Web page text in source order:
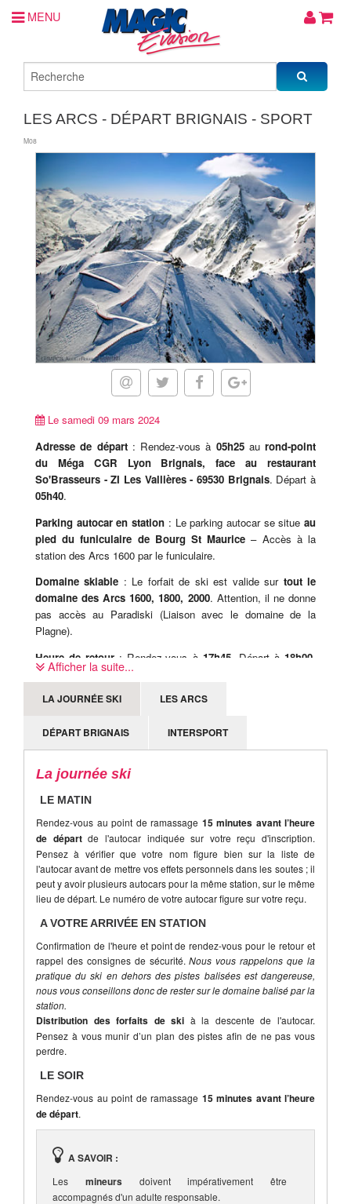
MENU
LES ARCS - DÉPART BRIGNAIS - SPORT
M08
Le samedi 09 mars 2024
Adresse de départ : Rendez-vous à 05h25aurond-point
du Méga CGR Lyon Brignais, face au restaurant
So'Brasseurs - ZI Les Vallières - 69530 Brignais. Départ à
05h40.
Parking autocar en station : Le parking autocar se situeau
pied du funiculaire de Bourg St Maurice – Accès à la
station des Arcs 1600 par le funiculaire.
Domaine skiable : Le forfait de ski est valide sur tout le
domaine des Arcs 1600, 1800, 2000. Attention, il ne donne
pas accès au Paradiski (Liaison avec le domaine de la
Plagne).
Heure de retour : Rendez-vous à 17h45. Départ à18h00
09h00 de coupure légale sur place, cet horaire est donc
susceptible d'être modifié sur place, le jour-même.
Afficher la suite...
LA JOURNÉE SKI LES ARCS
DÉPART BRIGNAIS INTERSPORT
La journée ski
LE MATIN
Rendez-vous au point de ramassage 15 minutes avant l’heure
de départde l'autocar indiquée sur votre reçu d'inscription.
Pensez à vérifier que votre nom figure bien sur la liste de
l'autocar avant de mettre vos effets personnels dans les soutes ; il
peut y avoir plusieurs autocars pour la même station, sur le même
lieu de départ. Le numéro de votre autocar figure sur votre reçu.
A VOTRE ARRIVÉE EN STATION
Confirmation de l'heure et point de rendez-vous pour le retour et
rappel des consignes de sécurité.Nous vous rappelons que la
pratique du ski en dehors des pistes balisées est dangereuse,
nous vous conseillons donc de rester sur le domaine balisé par la
station.
Distribution des forfaits de ski à la descente de l'autocar.
Pensez à vous munir d’un plan des pistes afin de ne pas vous
perdre.
LE SOIR
Rendez-vous au point de ramassage 15 minutes avant l’heure
de départ.
A SAVOIR :
Les mineurs doivent impérativement être
accompagnés d'un adulte responsable.